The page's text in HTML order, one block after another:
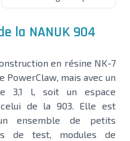
la NANUK 904
en résine NK-7
mais avec un
3,1 l, soit un espace
de la 903. Elle est
ensemble de petits
de test, modules de